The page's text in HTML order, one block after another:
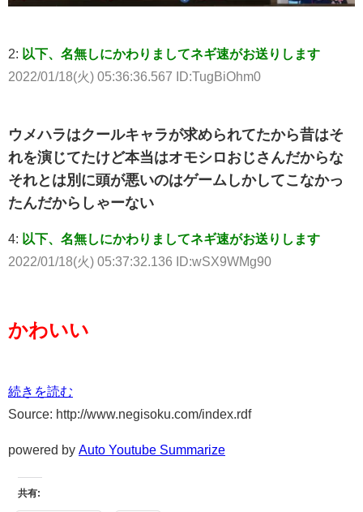
2: 以下、名無しにかわりましてネギ速がお送りします
2022/01/18(火) 05:36:36.567 ID:TugBiOhm0
ウメハラはクールキャラが求められてたから昔はそ
れを演じてたけど本当はオモシロおじさんだからな
それとは別に頭が悪いのはゲームしかしてこなかっ
たんだからしゃーない
4: 以下、名無しにかわりましてネギ速がお送りします
2022/01/18(火) 05:37:32.136 ID:wSX9WMg90
かわいい
続きを読む
Source: http://www.negisoku.com/index.rdf
powered by Auto Youtube Summarize
共有: